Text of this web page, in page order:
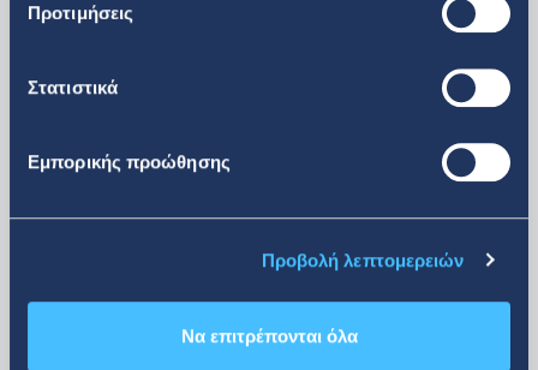
Προτιμήσεις
Στατιστικά
Εμπορικής προώθησης
Προβολή λεπτομερειών
Να επιτρέπονται όλα